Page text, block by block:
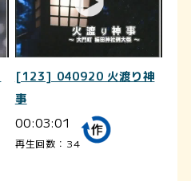
[123] 040920 火渡り神
事
00:03:01
再生回数：34